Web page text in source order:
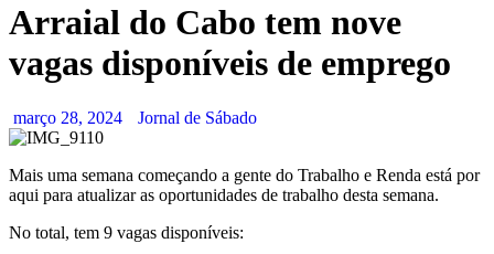
Arraial do Cabo tem nove
vagas disponíveis de emprego
março 28, 2024 Jornal de Sábado
Mais uma semana começando a gente do Trabalho e Renda está por
aqui para atualizar as oportunidades de trabalho desta semana.
No total, tem 9 vagas disponíveis: